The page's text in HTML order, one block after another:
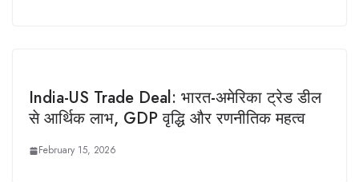
India-US Trade Deal: भारत-अमेरिका ट्रेड डील
से आर्थिक लाभ, GDP वृद्धि और रणनीतिक महत्व
February 15, 2026